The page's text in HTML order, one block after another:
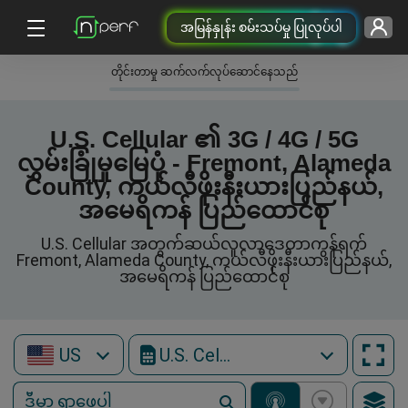
အမြန်နှုန်း စမ်းသပ်မှု ပြုလုပ်ပါ
တိုင်းတာမှု ဆက်လက်လုပ်ဆောင်နေသည်
U.S. Cellular ၏ 3G / 4G / 5G
လွှမ်းခြုံမှုမြေပုံ - Fremont, Alameda
County, ကယ်လီဖိုးနီးယားပြည်နယ်,
အမေရိကန် ပြည်ထောင်စု
U.S. Cellular အတွက်ဆယ်လူလာဒေတာကွန်ရက်
Fremont, Alameda County, ကယ်လီဖိုးနီးယားပြည်နယ်,
အမေရိကန် ပြည်ထောင်စု
US U.S. Cellular